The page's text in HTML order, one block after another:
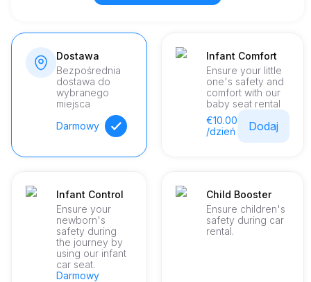
Dostawa
Bezpośrednia
dostawa do
wybranego
miejsca
Darmowy
Infant Comfort
Ensure your little
one's safety and
comfort with our
baby seat rental
€10.00
/dzień
Dodaj
Infant Control
Ensure your
newborn's
safety during
the journey by
using our infant
car seat.
Darmowy
Child Booster
Ensure children's
safety during car
rental.